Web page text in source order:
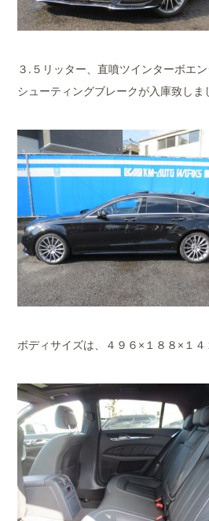
３.５リッター、直噴ツインターボエ
シューティングブレークが入庫致しま
ボディサイズは、４９６×１８８×１４